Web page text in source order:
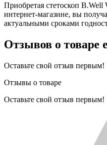
Приобретая стетоскоп
интернет-магазине, вы
актуальными сроками
Отзывов о товаре
Оставьте свой отзыв первым!
Отзывы о товаре
Оставьте свой отзыв первым!